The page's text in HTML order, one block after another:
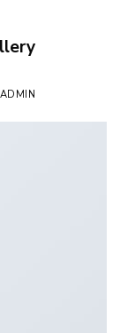
ADMIN